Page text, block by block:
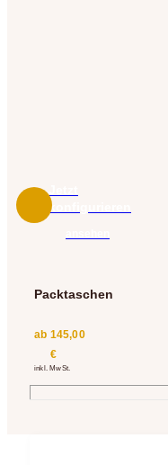
konfigurieren
Packtaschen
ab 145,00
€
inkl. MwSt.